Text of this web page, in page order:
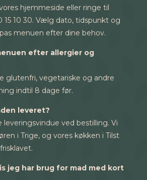
hjemmeside eller ringe til
15 10 30. Vælg dato, tidspunkt og
menuen efter dine behov.
efter allergier og
glutenfri, vegetariske og andre
indtil 8 dage før.
leveret?
ved bestilling. Vi
i Trige, og vores køkken i Tilst
jeg har brug for mad med kort